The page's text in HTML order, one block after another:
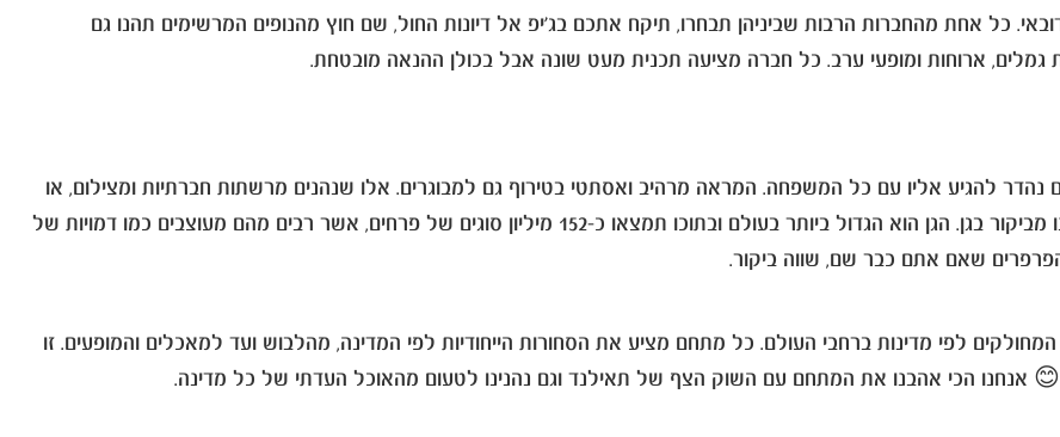
כל אחת מהחברות הרבות שביניהן תבחרו, תיקח אתכם בג'יפ אל דיונות החול, שם חוץ מהנופים המרשימים תהנו גם
ארוחות ומופעי ערב. כל חברה מציעה תכנית מעט שונה אבל בכולן ההנאה מובטחת.
נהדר להגיע אליו עם כל המשפחה. המראה מרהיב ואסתטי בטירוף גם למבוגרים. אלו שנהנים מרשתות חברתיות ומצילום, או
סתם אוהבים להירגע בטבע ולעצור להתרשם מהפרחים בטוח יהנו מביקור בגן. הגן הוא הגדול ביותר בעולם ובתוכו תמצאו כ-152 מיליון סוגים של פרחים, אשר רבים מהם מעוצבים כמו דמויות של
שאם אתם כבר שם, שווה ביקור.
לפי מדינות ברחבי העולם. כל מתחם מציע את הסחורות הייחודיות לפי המדינה, מהלבוש ועד למאכלים והמופעים. זו
אנחנו הכי אהבנו את המתחם עם השוק הצף של תאילנד וגם נהנינו לטעום מהאוכל העדתי של כל מדינה.